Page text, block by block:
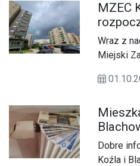
Miejski
MZEC
Ciepło
Wraz z
Miejski
dostawy
już
domach.
Dobre
Koźla i